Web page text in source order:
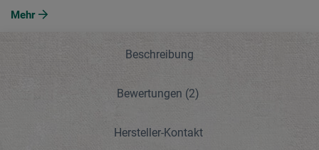
Mehr
Beschreibung
Bewertungen (2)
Hersteller-Kontakt